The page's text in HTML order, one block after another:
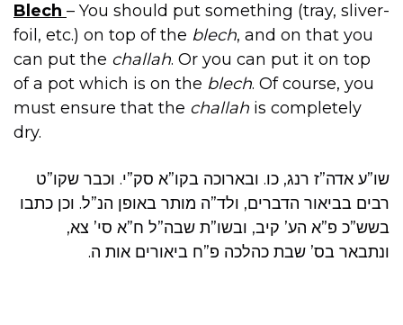
Blech – You should put something (tray, sliver-
foil, etc.) on top of the blech, and on that you
can put the challah. Or you can put it on top
of a pot which is on the blech. Of course, you
must ensure that the challah is completely
dry.
שו”ע אדה”ז רנג, כו. ובארוכה בקו”א סק”י. וכבר שקו”ט
רבים בביאור הדברים, ולד”ה מותר באופן הנ”ל. וכן כתבו
בשש”כ פ”א הע’ קיב, ובשו”ת שבה”ל ח”א סי’ צא,
ונתבאר בס’ שבת כהלכה פ”ח ביאורים אות ה.